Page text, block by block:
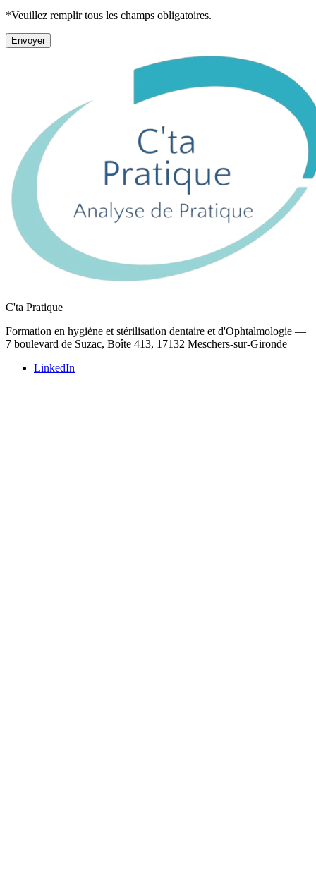
*Veuillez remplir tous les champs obligatoires.
Envoyer
C'ta Pratique
Formation en hygiène et stérilisation dentaire et d'Ophtalmologie —
7 boulevard de Suzac, Boîte 413, 17132 Meschers-sur-Gironde
LinkedIn